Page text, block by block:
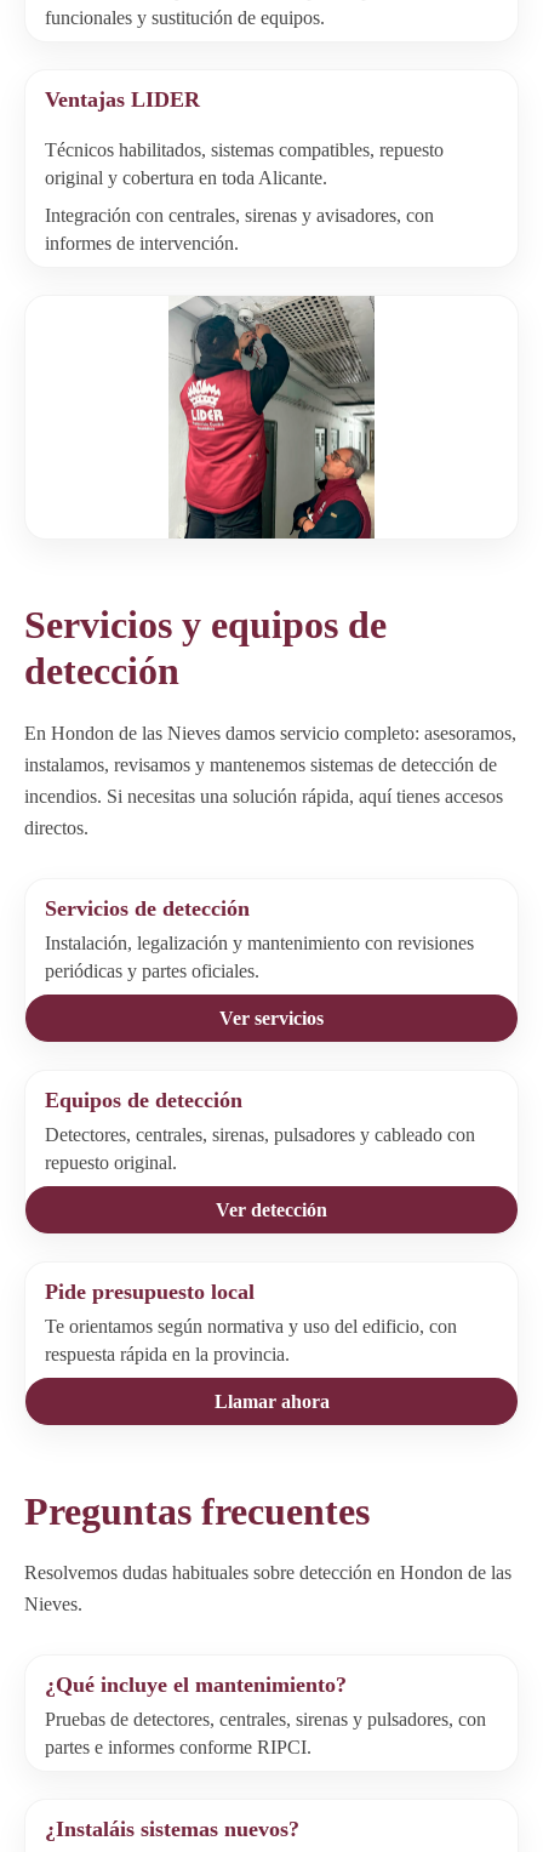
funcionales y sustitución de equipos.
Ventajas LIDER
Técnicos habilitados, sistemas compatibles, repuesto
original y cobertura en toda Alicante.
Integración con centrales, sirenas y avisadores, con
informes de intervención.
Servicios y equipos de
detección
En Hondon de las Nieves damos servicio completo: asesoramos,
instalamos, revisamos y mantenemos sistemas de detección de
incendios. Si necesitas una solución rápida, aquí tienes accesos
directos.
Servicios de detección
Instalación, legalización y mantenimiento con revisiones
periódicas y partes oficiales.
Ver servicios
Equipos de detección
Detectores, centrales, sirenas, pulsadores y cableado con
repuesto original.
Ver detección
Pide presupuesto local
Te orientamos según normativa y uso del edificio, con
respuesta rápida en la provincia.
Llamar ahora
Preguntas frecuentes
Resolvemos dudas habituales sobre detección en Hondon de las
Nieves.
¿Qué incluye el mantenimiento?
Pruebas de detectores, centrales, sirenas y pulsadores, con
partes e informes conforme RIPCI.
¿Instaláis sistemas nuevos?